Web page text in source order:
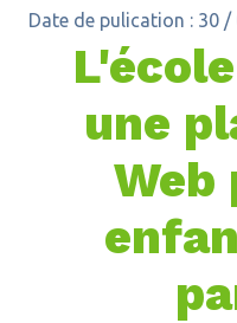
Date de pulication : 30 /
une
Web